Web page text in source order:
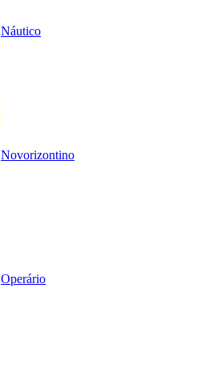
Náutico
Novorizontino
Operário